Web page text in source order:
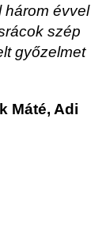
három évvel
szép
győzelmet
Máté, Adi